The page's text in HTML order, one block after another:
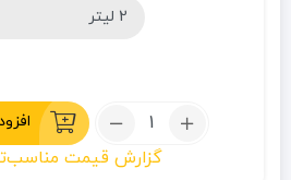
تعداد:
کتری
گزارش قیمت مناسب‌تر